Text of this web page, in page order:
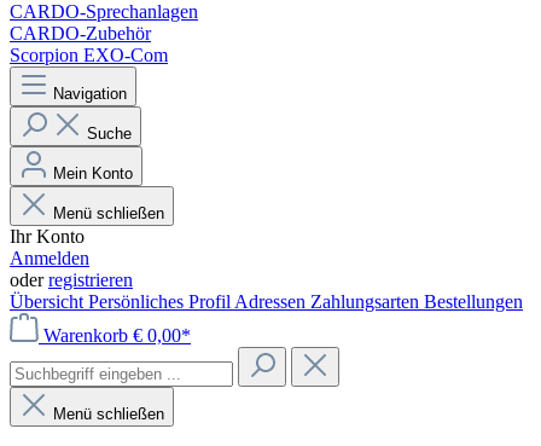
CARDO-Sprechanlagen
CARDO-Zubehör
Scorpion EXO-Com
Navigation
Suche
Mein Konto
Menü schließen
Ihr Konto
Anmelden
oderregistrieren
Übersicht Persönliches Profil Adressen Zahlungsarten Bestellungen
Warenkorb € 0,00*
Menü schließen